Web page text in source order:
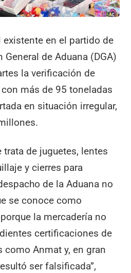
en el partido de
General de Aduana (DGA)
la verificación de
más de 95 toneladas
en situación irregular,
de juguetes, lentes
y cierres para
de la Aduana no
se conoce como
la mercadería no
certificaciones de
Anmat y, en gran
ser falsificada”,